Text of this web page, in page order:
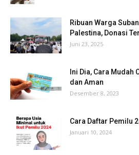
Ribuan Warga
Palestina, Donasi
Juni 23, 2025
Ini Dia, Cara Mudah
dan Aman
Desember 8, 2023
Cara Daftar Pemilu
Januari 10, 2024